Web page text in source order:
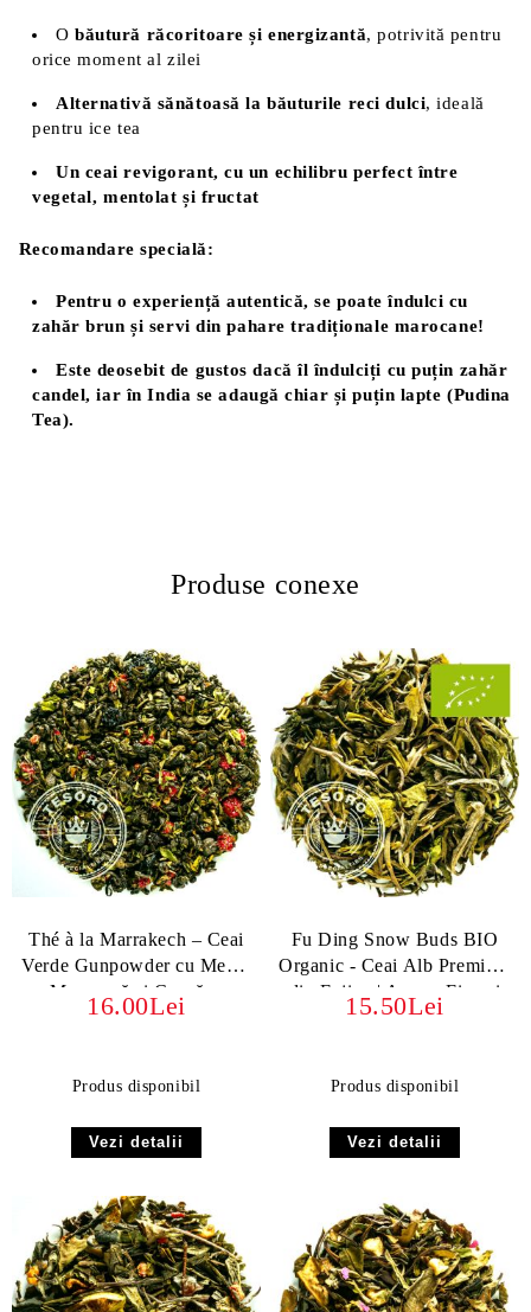
Obăutură răcoritoare și energizantă, potrivită pentru
orice moment al zilei
Alternativă sănătoasă la băuturile reci dulci, ideală
pentru ice tea
Un ceai revigorant, cu un echilibru perfect între
vegetal, mentolat și fructat
Recomandare specială:
Pentru o experiență autentică, se poate îndulci cu
zahăr brun și servi din pahare tradiționale marocane!
Este deosebit de gustos dacă îl îndulciți cu puțin zahăr
candel, iar în India se adaugă chiar și puțin lapte (Pudina
Tea).
Produse conexe
Thé à la Marrakech – Ceai
Verde Gunpowder cu Mentă
Marocană și Coacăze
16.00Lei
Produs disponibil
Vezi detalii
Fu Ding Snow Buds BIO
Organic - Ceai Alb Premium
din Fujian | Arome Fine și
Dulceață Naturală
15.50Lei
Produs disponibil
Vezi detalii